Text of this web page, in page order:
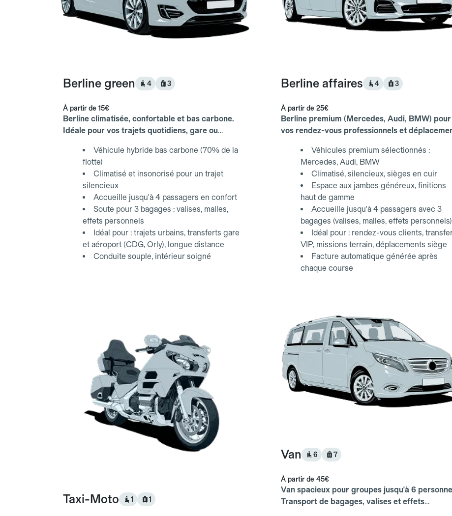
Berline green 4 3
À partir de 15€
Berline climatisée, confortable et bas carbone.
Idéale pour vos trajets quotidiens, gare ou
Véhicule hybride bas carbone (70% de la
flotte)
Climatisé et insonorisé pour un trajet
silencieux
Accueille jusqu'à 4 passagers en confort
Soute pour 3 bagages : valises, malles,
effets personnels
Idéal pour : trajets urbains, transferts gare
et aéroport (CDG, Orly), longue distance
Conduite souple, intérieur soigné
Berline affaires 4 3
À partir de 25€
Berline premium (Mercedes, Audi, BMW) pour
vos rendez-vous professionnels et
Véhicules premium sélectionnés :
Mercedes, Audi, BMW
Climatisé, silencieux, sièges en cuir
Espace aux jambes généreux, finitions
haut de gamme
Accueille jusqu'à 4 passagers avec 3
bagages (valises, malles, effets personnels)
Idéal pour : rendez-vous clients,
VIP, missions terrain, déplacements siège
Facture automatique générée après
chaque course
Taxi-Moto 1 1
Van 6 7
À partir de 45€
Van spacieux pour groupes jusqu'à 6
Transport de bagages, valises et effets